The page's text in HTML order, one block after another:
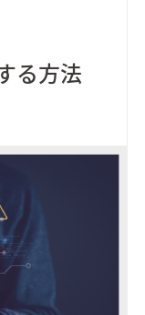
る方法